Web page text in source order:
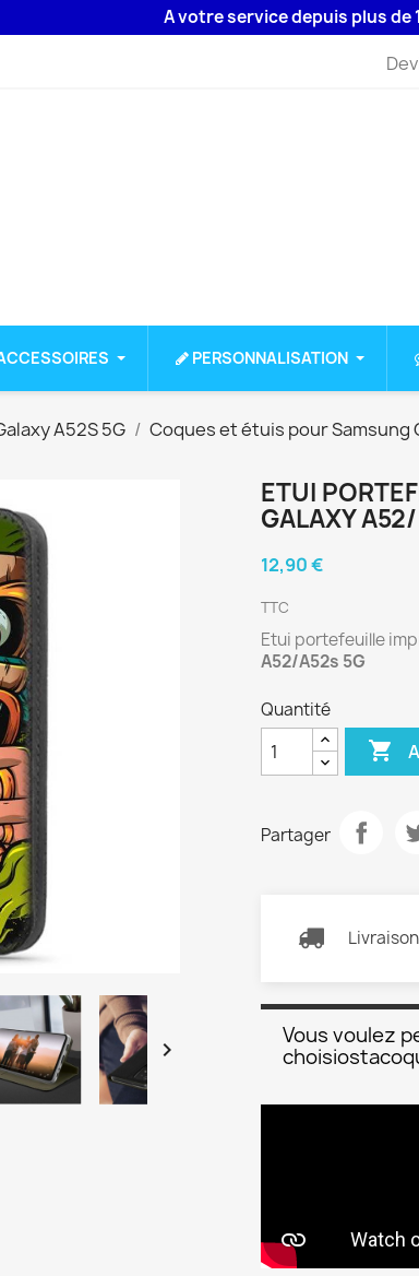
A votre service depuis plus de 15
PERSONNALISATION
A52S 5G Coques et étuis pour Samsung

ETUI
GALAXY
12,90 €
TTC
Etui portefeuille
A52/A52s 5G
Quantité

Partager
Vous voulez